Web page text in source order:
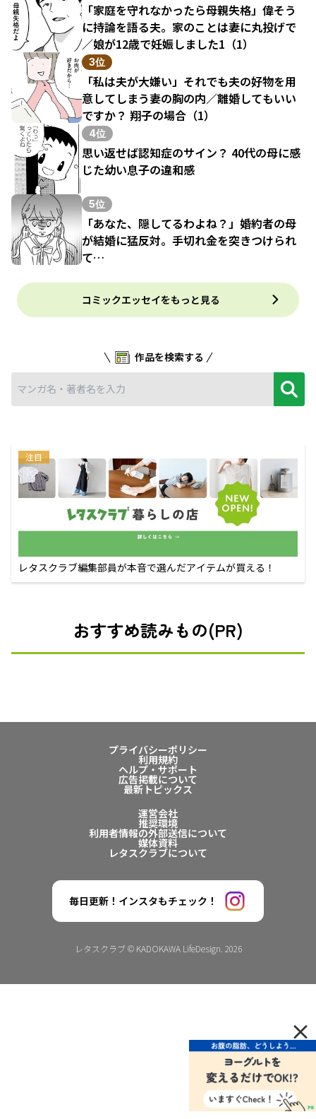
「家庭を守れなかったら母親失格」偉そう
に持論を語る夫。家のことは妻に丸投げで
／娘が12歳で妊娠しました1（1）
3位
「私は夫が大嫌い」それでも夫の好物を用
意してしまう妻の胸の内／離婚してもいい
ですか？ 翔子の場合（1）
4位
思い返せば認知症のサイン？ 40代の母に感
じた幼い息子の違和感
5位
「あなた、隠してるわよね？」婚約者の母
が結婚に猛反対。手切れ金を突きつけられ
て…
コミックエッセイをもっと見る
作品を検索する
注目
レタスクラブ編集部員が本音で選んだアイテムが買える！
おすすめ読みもの(PR)
プライバシーポリシー
利用規約
ヘルプ・サポート
広告掲載について
最新トピックス
運営会社
推奨環境
利用者情報の外部送信について
媒体資料
レタスクラブについて
毎日更新！インスタもチェック！
レタスクラブ © KADOKAWA LifeDesign. 2026
×